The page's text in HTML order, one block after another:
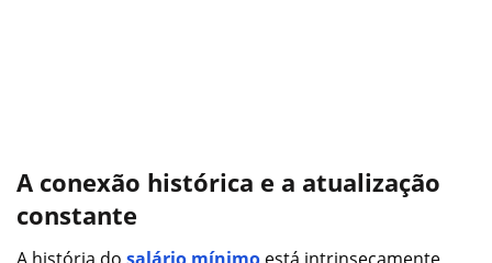
A conexão histórica e a atualização
constante